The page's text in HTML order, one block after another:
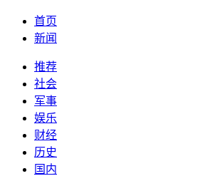
首页
新闻
推荐
社会
军事
娱乐
财经
历史
国内